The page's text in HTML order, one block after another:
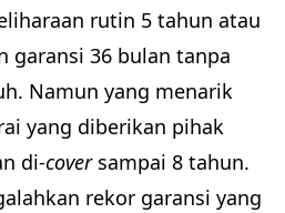
rutin 5 tahun atau
garansi 36 bulan tanpa
Namun yang menarik
yang diberikan pihak
di-coversampai 8 tahun.
rekor garansi yang